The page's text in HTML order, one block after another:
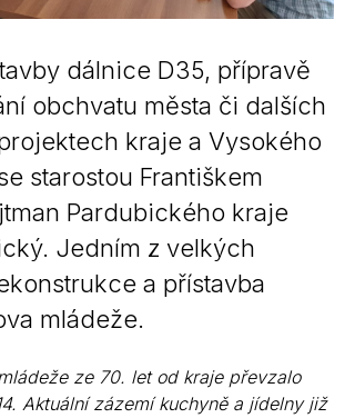
dálnice D35, přípravě
obchvatu města či dalších
kraje a Vysokého
starostou Františkem
Pardubického kraje
Jedním z velkých
a přístavba
mládeže.
ze 70. let od kraje převzalo
Aktuální zázemí kuchyně a jídelny již